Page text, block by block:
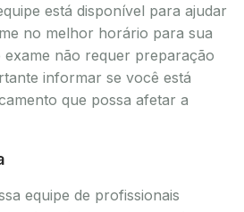
está disponível para ajudar
no melhor horário para sua
exame não requer preparação
informar se você está
que possa afetar a
equipe de profissionais